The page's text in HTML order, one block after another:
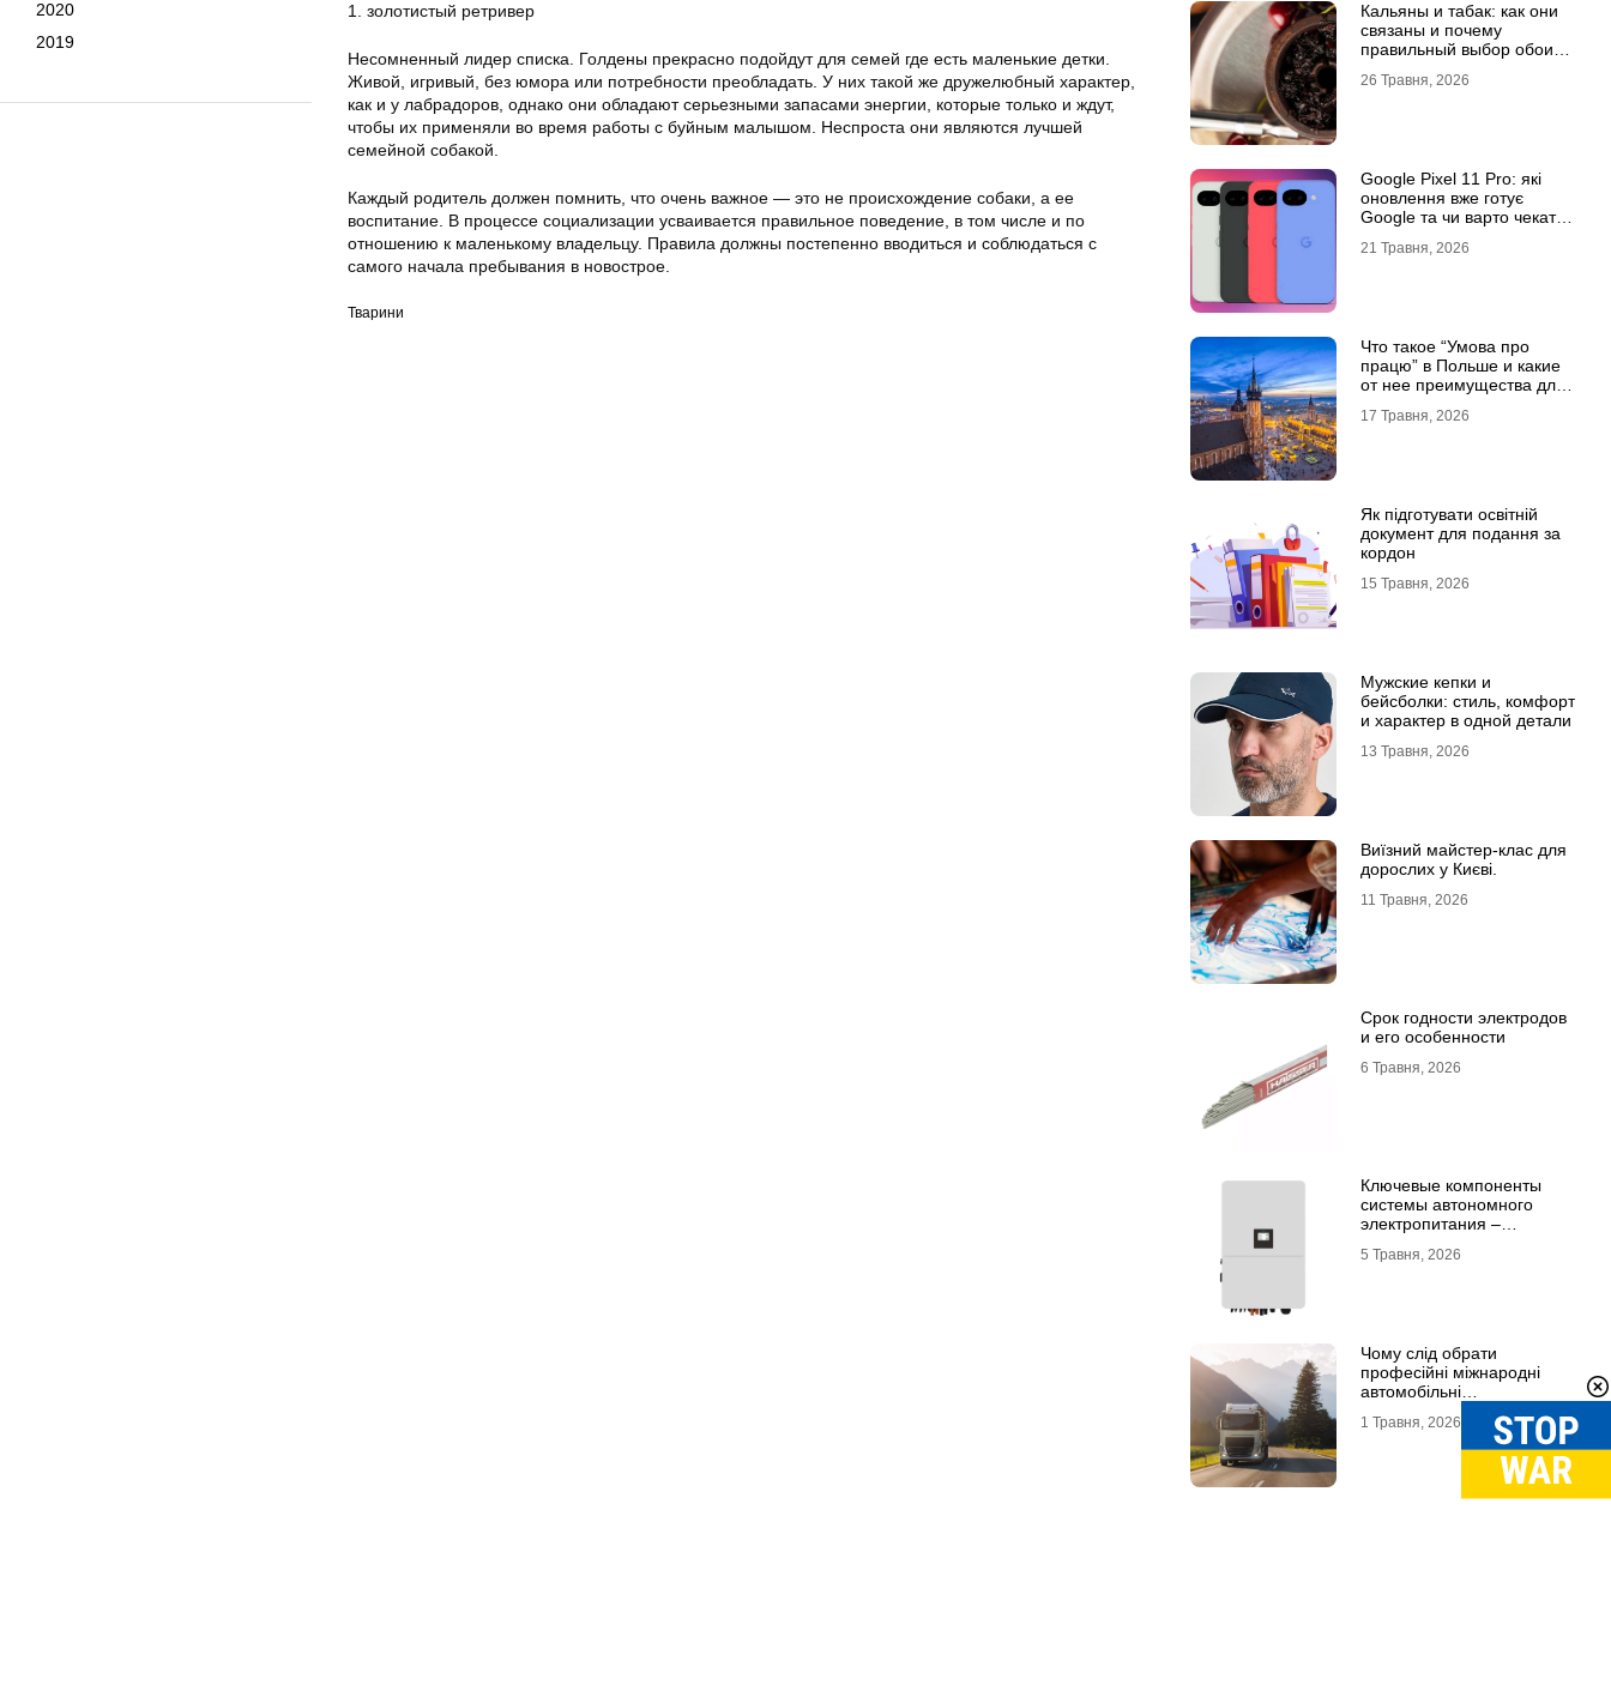
2020
2019
1. золотистый ретривер
Несомненный лидер списка. Голдены прекрасно подойдут для семей где есть маленькие детки.
Живой, игривый, без юмора или потребности преобладать. У них такой же дружелюбный характер,
как и у лабрадоров, однако они обладают серьезными запасами энергии, которые только и ждут,
чтобы их применяли во время работы с буйным малышом. Неспроста они являются лучшей
семейной собакой.
Каждый родитель должен помнить, что очень важное — это не происхождение собаки, а ее
воспитание. В процессе социализации усваивается правильное поведение, в том числе и по
отношению к маленькому владельцу. Правила должны постепенно вводиться и соблюдаться с
самого начала пребывания в новострое.
Тварини
Кальяны и табак: как они
связаны и почему
правильный выбор обоих
26 Травня, 2026
Google Pixel 11 Pro: які
оновлення вже готує
Google та чи варто чекати
21 Травня, 2026
Что такое “Умова про
працю” в Польше и какие
от нее преимущества для
17 Травня, 2026
Як підготувати освітній
документ для подання за
кордон
15 Травня, 2026
Мужские кепки и
бейсболки: стиль, комфорт
и характер в одной детали
13 Травня, 2026
Виїзний майстер-клас для
дорослих у Києві.
11 Травня, 2026
Срок годности электродов
и его особенности
6 Травня, 2026
Ключевые компоненты
системы автономного
электропитания –
DEYE
5 Травня, 2026
Чому слід обрати
професійні міжнародні
автомобільні
1 Травня, 2026